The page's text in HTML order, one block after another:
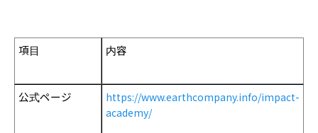
項目 内容
公式ページ
https://www.earthcompany.info/impact-
academy/